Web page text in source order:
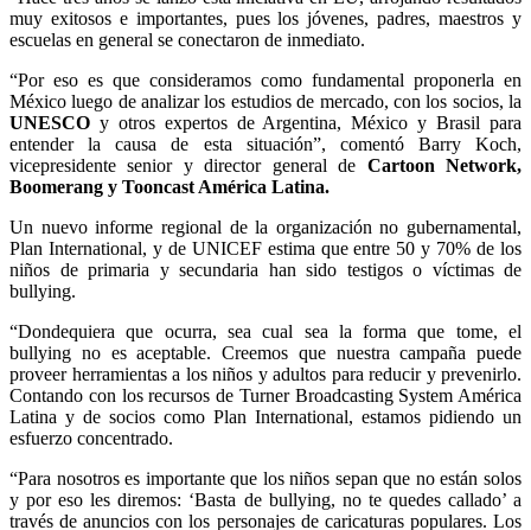
muy exitosos e importantes, pues los jóvenes, padres, maestros y
escuelas en general se conectaron de inmediato.
“Por eso es que consideramos como fundamental proponerla en
México luego de analizar los estudios de mercado, con los socios, la
UNESCO y otros expertos de Argentina, México y Brasil para
entender la causa de esta situación”, comentó Barry Koch,
vicepresidente senior y director general de Cartoon Network,
Boomerang y Tooncast América Latina.
Un nuevo informe regional de la organización no gubernamental,
Plan International, y de UNICEF estima que entre 50 y 70% de los
niños de primaria y secundaria han sido testigos o víctimas de
bullying.
“Dondequiera que ocurra, sea cual sea la forma que tome, el
bullying no es aceptable. Creemos que nuestra campaña puede
proveer herramientas a los niños y adultos para reducir y prevenirlo.
Contando con los recursos de Turner Broadcasting System América
Latina y de socios como Plan International, estamos pidiendo un
esfuerzo concentrado.
“Para nosotros es importante que los niños sepan que no están solos
y por eso les diremos: ‘Basta de bullying, no te quedes callado’ a
través de anuncios con los personajes de caricaturas populares. Los